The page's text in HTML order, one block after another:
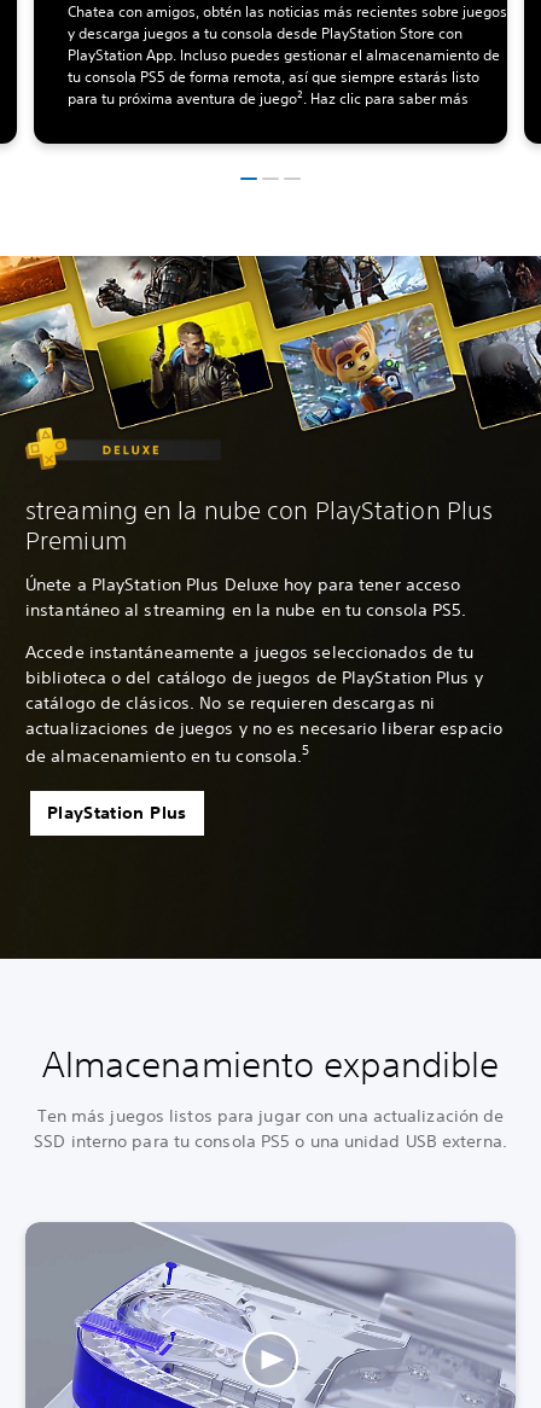
Chatea con amigos, obtén las noticias más recientes sobre juegos
y descarga juegos a tu consola desde PlayStation Store con
PlayStation App. Incluso puedes gestionar el almacenamiento de
tu consola PS5 de forma remota, así que siempre estarás listo
para tu próxima aventura de juego². Haz clic para saber más
streaming en la nube con PlayStation Plus
Premium
Únete a PlayStation Plus Deluxe hoy para tener acceso
instantáneo al streaming en la nube en tu consola PS5.
Accede instantáneamente a juegos seleccionados de tu
biblioteca o del catálogo de juegos de PlayStation Plus y
catálogo de clásicos. No se requieren descargas ni
actualizaciones de juegos y no es necesario liberar espacio
de almacenamiento en tu consola.5
PlayStation Plus
Almacenamiento expandible
Ten más juegos listos para jugar con una actualización de
SSD interno para tu consola PS5 o una unidad USB externa.